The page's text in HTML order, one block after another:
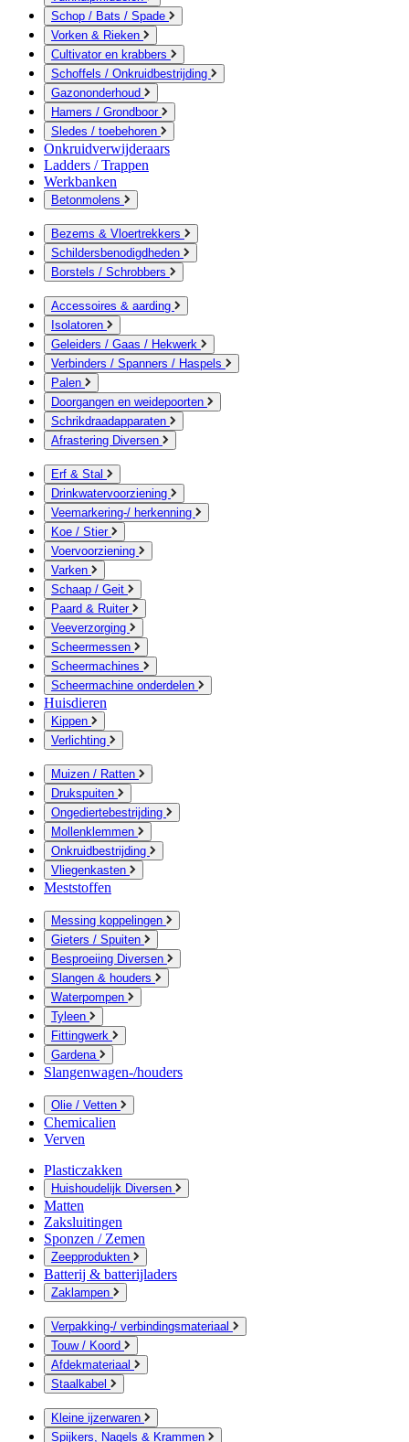
Schop / Bats / Spade
Vorken & Rieken
Cultivator en krabbers
Schoffels / Onkruidbestrijding
Gazononderhoud
Hamers / Grondboor
Sledes / toebehoren
Onkruidverwijderaars
Ladders / Trappen
Werkbanken
Betonmolens
Bezems & Vloertrekkers
Schildersbenodigdheden
Borstels / Schrobbers
Accessoires & aarding
Isolatoren
Geleiders / Gaas / Hekwerk
Verbinders / Spanners / Haspels
Palen
Doorgangen en weidepoorten
Schrikdraadapparaten
Afrastering Diversen
Erf & Stal
Drinkwatervoorziening
Veemarkering-/ herkenning
Koe / Stier
Voervoorziening
Varken
Schaap / Geit
Paard & Ruiter
Veeverzorging
Scheermessen
Scheermachines
Scheermachine onderdelen
Huisdieren
Kippen
Verlichting
Muizen / Ratten
Drukspuiten
Ongediertebestrijding
Mollenklemmen
Onkruidbestrijding
Vliegenkasten
Meststoffen
Messing koppelingen
Gieters / Spuiten
Besproeiing Diversen
Slangen & houders
Waterpompen
Tyleen
Fittingwerk
Gardena
Slangenwagen-/houders
Olie / Vetten
Chemicalien
Verven
Plasticzakken
Huishoudelijk Diversen
Matten
Zaksluitingen
Sponzen / Zemen
Zeepprodukten
Batterij & batterijladers
Zaklampen
Verpakking-/ verbindingsmateriaal
Touw / Koord
Afdekmateriaal
Staalkabel
Kleine ijzerwaren
Spijkers, Nagels & Krammen